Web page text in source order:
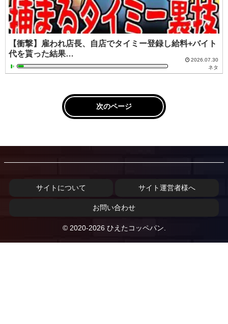
【衝撃】雇われ店長、自店でタイミー登録し給料+バイト
代を貰った結果…
2026.07.30
ネタ
次のページ
サイトについて サイト運営者様へ
お問い合わせ
© 2020-2026 ひえたコッペパン.